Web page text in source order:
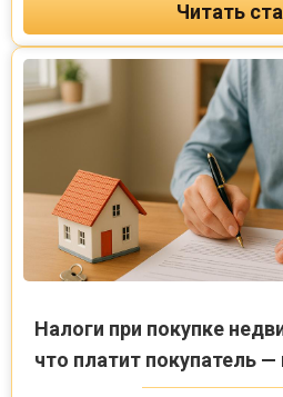
Читать
Налоги при покупке
что платит покупатель —